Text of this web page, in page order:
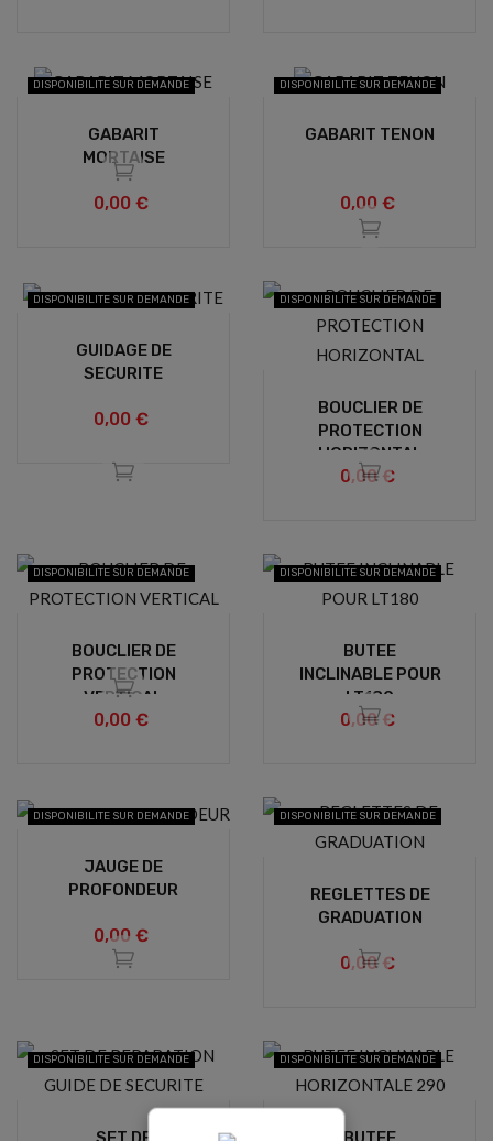
DISPONIBILITE SUR DEMANDE
GABARIT
MORTAISE
0,00 €
DISPONIBILITE SUR DEMANDE
GABARIT TENON
0,00 €
DISPONIBILITE SUR DEMANDE
GUIDAGE DE
SECURITE
0,00 €
DISPONIBILITE SUR DEMANDE
BOUCLIER DE
PROTECTION
HORIZONTAL
0,00 €
DISPONIBILITE SUR DEMANDE
BOUCLIER DE
PROTECTION
VERTICAL
0,00 €
DISPONIBILITE SUR DEMANDE
BUTEE
INCLINABLE POUR
LT180
0,00 €
DISPONIBILITE SUR DEMANDE
JAUGE DE
PROFONDEUR
0,00 €
DISPONIBILITE SUR DEMANDE
REGLETTES DE
GRADUATION
0,00 €
DISPONIBILITE SUR DEMANDE DISPONIBILITE SUR DEMANDE